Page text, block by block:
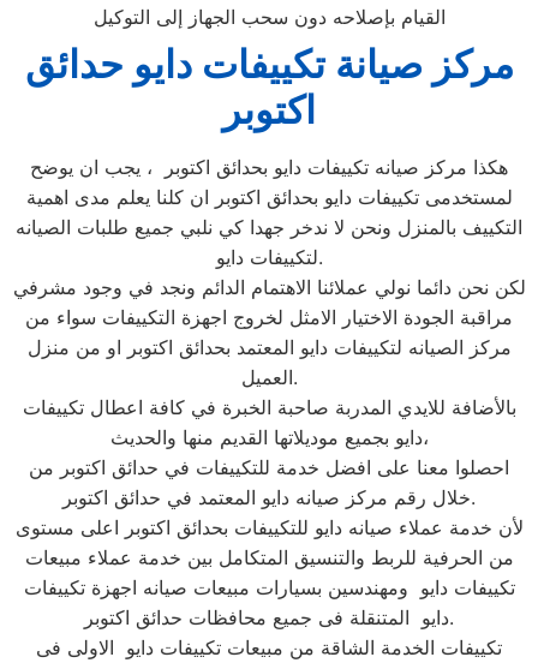
القيام بإصلاحه دون سحب الجهاز إلى التوكيل
مركز صيانة تكييفات دايو حدائق
اكتوبر
هكذا مركز صيانه تكييفات دايو بحدائق اكتوبر ، يجب ان يوضح
لمستخدمى تكييفات دايو بحدائق اكتوبر ان كلنا يعلم مدى اهمية
التكييف بالمنزل ونحن لا ندخر جهدا كي نلبي جميع طلبات الصيانه
لتكييفات دايو.
لكن نحن دائما نولي عملائنا الاهتمام الدائم ونجد في وجود مشرفي
مراقبة الجودة الاختيار الامثل لخروج اجهزة التكييفات سواء من
مركز الصيانه لتكييفات دايو المعتمد بحدائق اكتوبر او من منزل
العميل.
بالأضافة للايدي المدربة صاحبة الخبرة في كافة اعطال تكييفات
دايو بجميع موديلاتها القديم منها والحديث،
احصلوا معنا على افضل خدمة للتكييفات في حدائق اكتوبر من
خلال رقم مركز صيانه دايو المعتمد في حدائق اكتوبر.
لأن خدمة عملاء صيانه دايو للتكييفات بحدائق اكتوبر اعلى مستوى
من الحرفية للربط والتنسيق المتكامل بين خدمة عملاء مبيعات
تكييفات دايو ومهندسين بسيارات مبيعات صيانه اجهزة تكييفات
دايو المتنقلة فى جميع محافظات حدائق اكتوبر.
تكييفات الخدمة الشاقة من مبيعات تكييفات دايو الاولى فى